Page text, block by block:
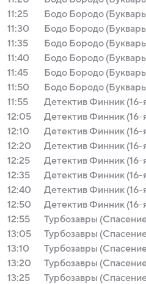
11:25
Бодо Бородо
11:30
Бодо Бородо
11:35
Бодо Бородо
11:40
Бодо Бородо
11:45
Бодо Бородо
11:50
Бодо Бородо
11:55
Детектив Финник (16-
12:05
Детектив Финник (16-
12:10
Детектив Финник (16-
12:20
Детектив Финник (16-
12:25
Детектив Финник (16-
12:35
Детектив Финник (16-
12:40
Детектив Финник (16-
12:50
Детектив Финник (16-
12:55
Турбозавры
13:05
Турбозавры
13:10
Турбозавры
13:20
Турбозавры
13:25
Турбозавры